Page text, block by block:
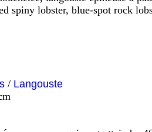
spiny lobster, blue-spot rock
/ Langouste